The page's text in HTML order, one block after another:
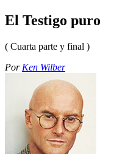
El Testigo puro
( Cuarta parte y final )
Por Ken Wilber